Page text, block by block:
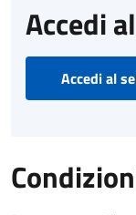
Accedi
Accedi al